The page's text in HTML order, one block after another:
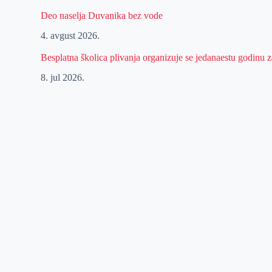
Deo naselja Duvanika bez vode
4. avgust 2026.
Besplatna školica plivanja organizuje se jedanaestu godinu
8. jul 2026.